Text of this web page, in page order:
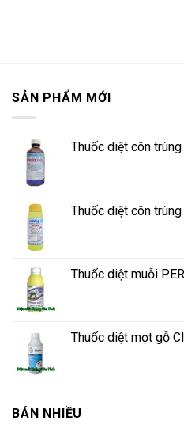
SẢN PHẨM MỚI
Thuốc diệt côn
Thuốc diệt côn
Thuốc diệt muỗi
Thuốc diệt mọt gỗ
BÁN NHIỀU